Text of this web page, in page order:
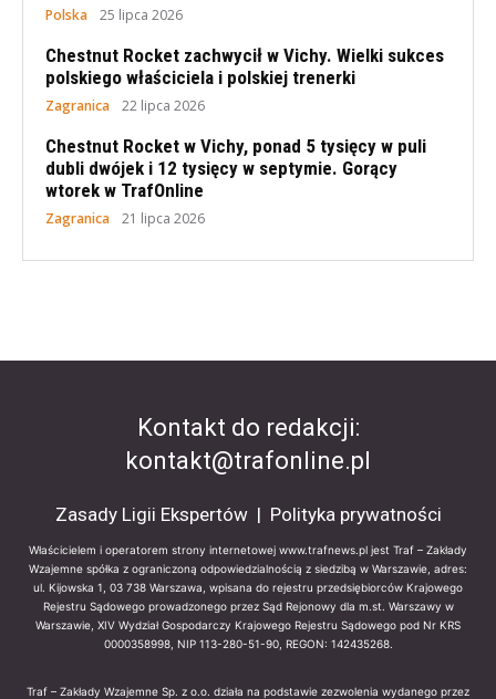
Polska 25 lipca 2026
Chestnut Rocket zachwycił w Vichy. Wielki sukces
polskiego właściciela i polskiej trenerki
Zagranica 22 lipca 2026
Chestnut Rocket w Vichy, ponad 5 tysięcy w puli
dubli dwójek i 12 tysięcy w septymie. Gorący
wtorek w TrafOnline
Zagranica 21 lipca 2026
Kontakt do redakcji:
kontakt@trafonline.pl
Zasady Ligii Ekspertów| Polityka prywatności
Właścicielem i operatorem strony internetowej www.trafnews.pl jest Traf – Zakłady
Wzajemne spółka z ograniczoną odpowiedzialnością z siedzibą w Warszawie, adres:
ul. Kijowska 1, 03 738 Warszawa, wpisana do rejestru przedsiębiorców Krajowego
Rejestru Sądowego prowadzonego przez Sąd Rejonowy dla m.st. Warszawy w
Warszawie, XIV Wydział Gospodarczy Krajowego Rejestru Sądowego pod Nr KRS
0000358998, NIP 113-280-51-90, REGON: 142435268.
Traf – Zakłady Wzajemne Sp. z o.o. działa na podstawie zezwolenia wydanego przez